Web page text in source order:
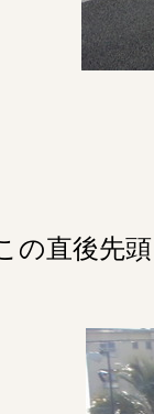
の直後先